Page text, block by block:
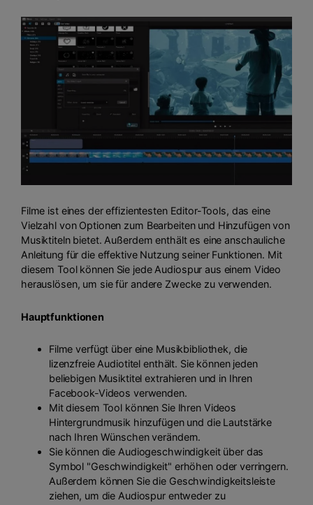
Filme ist eines der effizientesten Editor-Tools, das eine
Vielzahl von Optionen zum Bearbeiten und Hinzufügen von
Musiktiteln bietet. Außerdem enthält es eine anschauliche
Anleitung für die effektive Nutzung seiner Funktionen. Mit
diesem Tool können Sie jede Audiospur aus einem Video
herauslösen, um sie für andere Zwecke zu verwenden.
Hauptfunktionen
Filme verfügt über eine Musikbibliothek, die
lizenzfreie Audiotitel enthält. Sie können jeden
beliebigen Musiktitel extrahieren und in Ihren
Facebook-Videos verwenden.
Mit diesem Tool können Sie Ihren Videos
Hintergrundmusik hinzufügen und die Lautstärke
nach Ihren Wünschen verändern.
Sie können die Audiogeschwindigkeit über das
Symbol "Geschwindigkeit" erhöhen oder verringern.
Außerdem können Sie die Geschwindigkeitsleiste
ziehen, um die Audiospur entweder zu